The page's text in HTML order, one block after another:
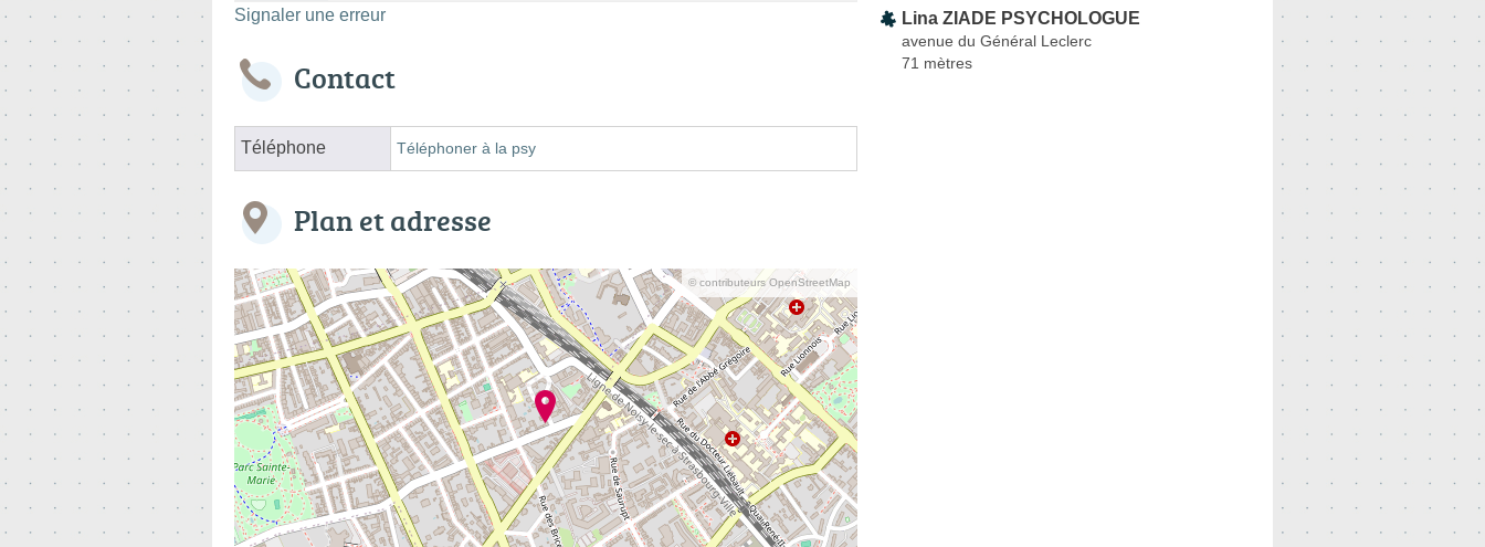
Signaler une erreur
Contact
Téléphone Téléphoner à la psy
Plan et adresse
© contributeurs OpenStreetMap
Lina ZIADE PSYCHOLOGUE
avenue du Général Leclerc
71 mètres